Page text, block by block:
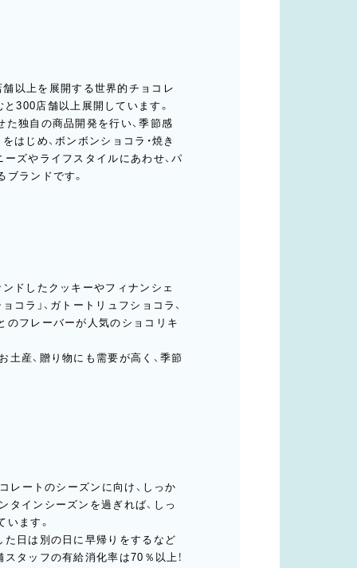
以上を展開する世界的チョコレ
300店舗以上展開しています。
独自の商品開発を行い、季節感
はじめ、ボンボンショコラ・焼き
ズやライフスタイルにあわせ、パ
ランドです。
ドしたクッキーやフィナンシェ
ラ」、ガトートリュフショコラ、
のフレーバーが人気のショコリキ
産、贈り物にも需要が高く、季節
レートのシーズンに向け、しっか
タインシーズンを過ぎれば、しっ
ます。
た日は別の日に早帰りをするなど
タッフの有給消化率は70％以上！